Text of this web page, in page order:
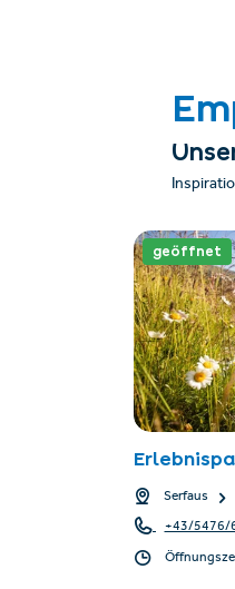
geöffnet
Serfaus
+43/5476/